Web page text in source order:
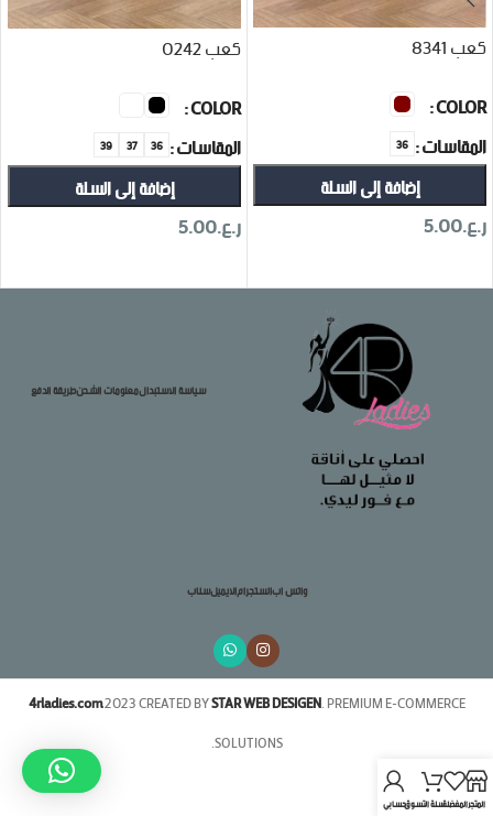
كعب 8341
COLOR
المقاسات
36
إضافة إلى السلة
ر.ع.5.00
كعب 0242
COLOR
المقاسات
36
37
39
إضافة إلى السلة
ر.ع.5.00
سياسة الاستبدالمعلومات الشحنطريقة الدفع
واتس ابانستجرامالايميلسناب
4rladies.com2023 CREATED BYSTAR WEB DESIGEN. PREMIUM E-COMMERCE
SOLUTIONS.
المتجرالمفضلةسلة التسوقحسابي